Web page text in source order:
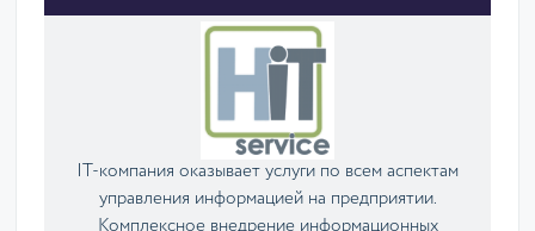
IT-компания оказывает услуги по всем аспектам
управления информацией на предприятии.
Комплексное внедрение информационных